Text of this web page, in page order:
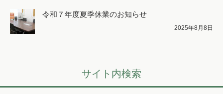
令和７年度夏季休業のお知らせ
2025年8月8日
サイト内検索